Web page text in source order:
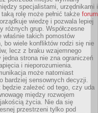
specjalistami, urzędnikami i
rolę może pełnić także forum
wiedzę i pozwala lepiej
różnych grup. Współczesne
właśnie takich pomostów
bo wiele konfliktów rodzi się nie
lecz z braku wzajemnego
jedna strona nie zna ograniczeń
i nieporozumienia.
może natomiast
bardziej sensownych decyzji.
będzie zależeć od tego, czy uda
między rozwojem
życia. Nie da się
przestrzeni tylko pod